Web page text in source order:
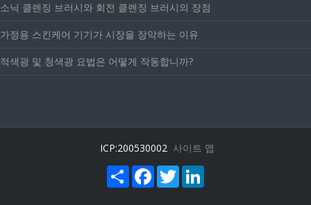
소닉 클렌징 브러시와 회전 클렌징 브러시의 장점
가정용 스킨케어 기기가 시장을 장악하는 이유
적색광 및 청색광 요법은 어떻게 작동합니까?
ICP:200530002 사이트 맵
Share Facebook
Twitter